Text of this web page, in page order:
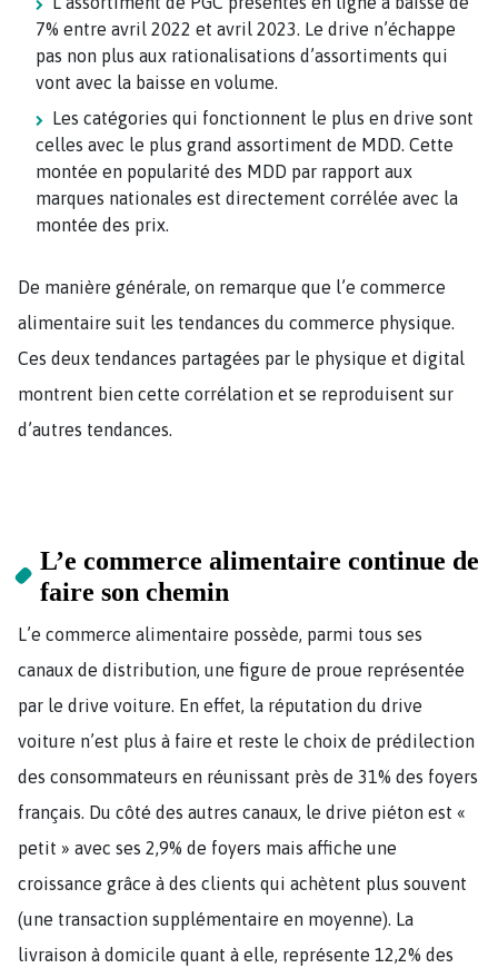
7% entre avril 2022 et avril 2023. Le drive n’échappe
pas non plus aux rationalisations d’assortiments qui
vont avec la baisse en volume.
Les catégories qui fonctionnent le plus en drive sont
celles avec le plus grand assortiment de MDD. Cette
montée en popularité des MDD par rapport aux
marques nationales est directement corrélée avec la
montée des prix.
De manière générale, on remarque que l’e commerce
alimentaire suit les tendances du commerce physique.
Ces deux tendances partagées par le physique et digital
montrent bien cette corrélation et se reproduisent sur
d’autres tendances.
L’e commerce alimentaire continue de
faire son chemin
L’e commerce alimentaire possède, parmi tous ses
canaux de distribution, une figure de proue représentée
par le drive voiture. En effet, la réputation du drive
voiture n’est plus à faire et reste le choix de prédilection
des consommateurs en réunissant près de 31% des foyers
français. Du côté des autres canaux, le drive piéton est «
petit » avec ses 2,9% de foyers mais affiche une
croissance grâce à des clients qui achètent plus souvent
(une transaction supplémentaire en moyenne). La
livraison à domicile quant à elle, représente 12,2% des